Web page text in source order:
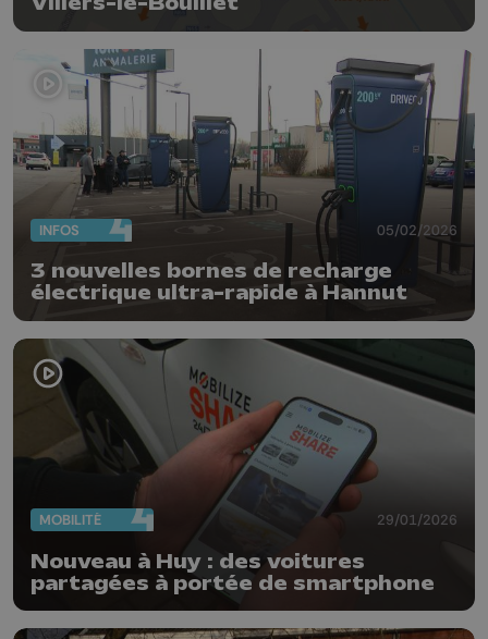
INFOS 05/02/2026
3 nouvelles bornes de recharge
électrique ultra-rapide à Hannut
MOBILITÉ 29/01/2026
Nouveau à Huy : des voitures
partagées à portée de smartphone